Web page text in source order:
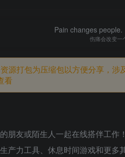
Pain changes
伤痛会改变一
源打包为压缩包以方便分享，
看
朋友或陌生人一起在线搭伴工
产力工具、休息时间游戏和更多